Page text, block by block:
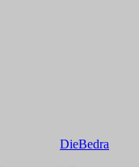
DieBedra